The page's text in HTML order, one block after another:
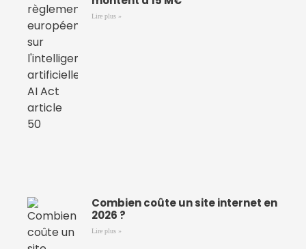
Lire plus »
Combien coûte un site internet en
2026 ?
Lire plus »